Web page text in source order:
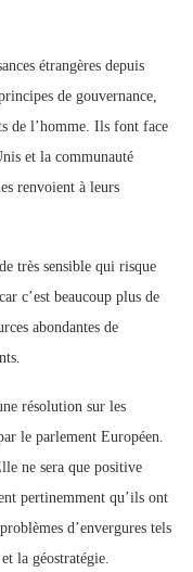
étrangères depuis
de gouvernance,
de l’homme. Ils font face
et la communauté
renvoient à leurs
très sensible qui risque
c’est beaucoup plus de
abondantes de
résolution sur les
le parlement Européen.
ne sera que positive
pertinemment qu’ils ont
d’envergures tels
la géostratégie.